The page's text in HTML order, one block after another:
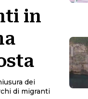
in
dei
di migranti